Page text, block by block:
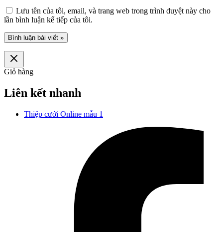
Lưu tên của tôi, email, và trang web trong trình duyệt này cho
lần bình luận kế tiếp của tôi.
Giỏ hàng
Liên kết nhanh
Thiệp cưới Online mẫu 1